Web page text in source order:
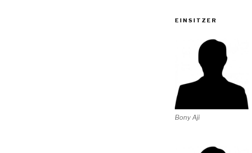
EINSITZER
Bony Aji